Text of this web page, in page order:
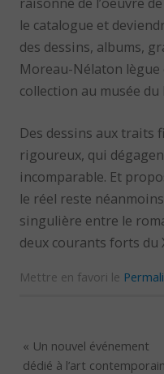
le catalogue et
des dessins, albums,
Moreau-Nélaton lègue
collection au musée du
Des dessins aux traits
rigoureux, qui
incomparable. Et
le réel reste
singulière entre le
deux courants forts du
Mettre en favori le
« Un nouvel événement
dédié à l’art